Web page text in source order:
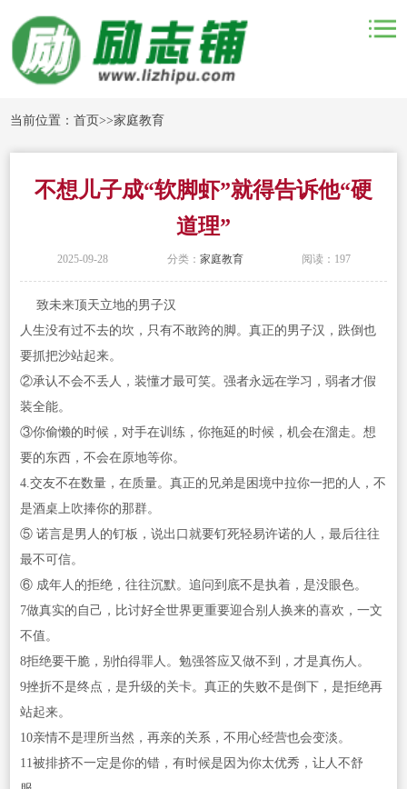
当前位置：首页>>家庭教育
不想儿子成“软脚虾”就得告诉他“硬
道理”
2025-09-28 分类： 家庭教育 阅读：197
致未来顶天立地的男子汉
人生没有过不去的坎，只有不敢跨的脚。真正的男子汉，跌倒也
要抓把沙站起来。
②承认不会不丢人，装懂才最可笑。强者永远在学习，弱者才假
装全能。
③你偷懒的时候，对手在训练，你拖延的时候，机会在溜走。想
要的东西，不会在原地等你。
4.交友不在数量，在质量。真正的兄弟是困境中拉你一把的人，不
是酒桌上吹捧你的那群。
⑤ 诺言是男人的钉板，说出口就要钉死轻易许诺的人，最后往往
最不可信。
⑥ 成年人的拒绝，往往沉默。追问到底不是执着，是没眼色。
7做真实的自己，比讨好全世界更重要迎合别人换来的喜欢，一文
不值。
8拒绝要干脆，别怕得罪人。勉强答应又做不到，才是真伤人。
9挫折不是终点，是升级的关卡。真正的失败不是倒下，是拒绝再
站起来。
10亲情不是理所当然，再亲的关系，不用心经营也会变淡。
11被排挤不一定是你的错，有时候是因为你太优秀，让人不舒